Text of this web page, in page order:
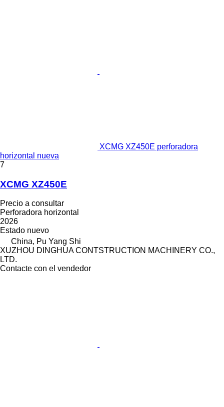
XCMG XZ450E perforadora
horizontal nueva
7
XCMG XZ450E
Precio a consultar
Perforadora horizontal
2026
Estado nuevo
China, Pu Yang Shi
XUZHOU DINGHUA CONTSTRUCTION MACHINERY CO.,
LTD.
Contacte con el vendedor